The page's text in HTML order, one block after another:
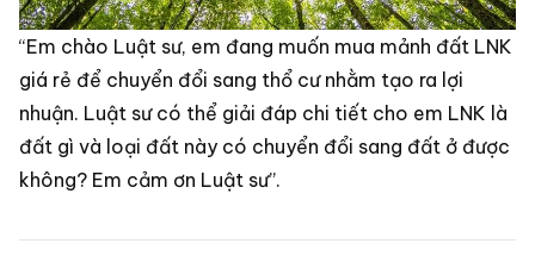
“Em chào Luật sư, em đang muốn mua mảnh đất LNK
giá rẻ để chuyển đổi sang thổ cư nhằm tạo ra lợi
nhuận. Luật sư có thể giải đáp chi tiết cho em LNK là
đất gì và loại đất này có chuyển đổi sang đất ở được
không? Em cảm ơn Luật sư”.